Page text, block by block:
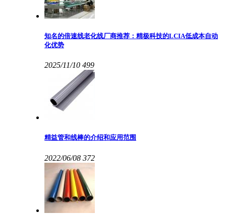
知名的倍速线老化线厂商推荐：精极科技的LCIA低成本自动
化优势
2025/11/10 499
精益管和线棒的介绍和应用范围
2022/06/08 372